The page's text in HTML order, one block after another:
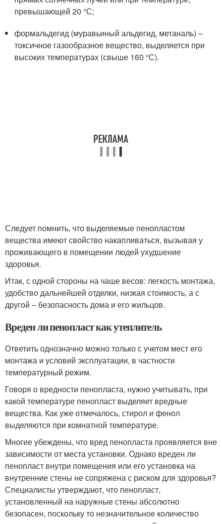
превышающей 20 °С;
формальдегид (муравьиный альдегид, метаналь) –
токсичное газообразное вещество, выделяется при
высоких температурах (свыше 160 °С).
Следует помнить, что выделяемые пенопластом
вещества имеют свойство накапливаться, вызывая у
проживающего в помещении людей ухудшение
здоровья.
Итак, с одной стороны на чаше весов: легкость монтажа,
удобство дальнейшей отделки, низкая стоимость, а с
другой – безопасность дома и его жильцов.
Вреден ли пенопласт как утеплитель
Ответить однозначно можно только с учетом мест его
монтажа и условий эксплуатации, в частности
температурный режим.
Говоря о вредности пенопласта, нужно учитывать, при
какой температуре пенопласт выделяет вредные
вещества. Как уже отмечалось, стирол и фенол
выделяются при комнатной температуре.
Многие убеждены, что вред пенопласта проявляется вне
зависимости от места установки. Однако вреден ли
пенопласт внутри помещения или его установка на
внутренние стены не сопряжена с риском для здоровья?
Специалисты утверждают, что пенопласт,
установленный на наружные стены абсолютно
безопасен, поскольку то незначительное количество